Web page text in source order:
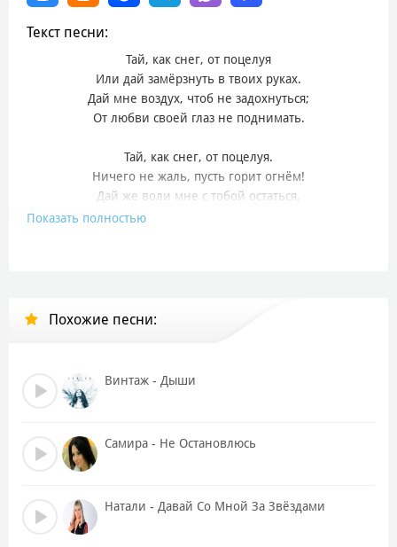
Текст песни:
Тай, как снег, от поцелуя
Или дай замёрзнуть в твоих руках.
Дай мне воздух, чтоб не задохнуться;
От любви своей глаз не поднимать.
Тай, как снег, от поцелуя.
Ничего не жаль, пусть горит огнём!
Дай же воли мне с тобой остаться,
Чтобы растопить сердце твоё.
Или дай замёрзнуть в твоих руках.
Таю, таю с тобою.
Показать полностью
Похожие песни:
Винтаж - Дыши
Самира - Не Остановлюсь
Натали - Давай Со Мной За Звёздами